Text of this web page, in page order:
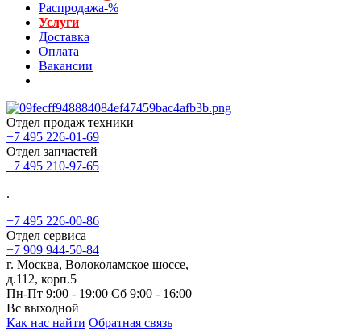
Распродажа-%
Услуги
Доставка
Оплата
Вакансии
Отдел продаж техники
+7 495 226-01-69
Отдел запчастей
+7 495 210-97-65
.
+7 495 226-00-86
Отдел сервиса
+7 909 944-50-84
г. Москва, Волоколамское шоссе,
д.112, корп.5
Пн-Пт 9:00 - 19:00 Сб 9:00 - 16:00
Вс выходной
Как нас найти Обратная связь